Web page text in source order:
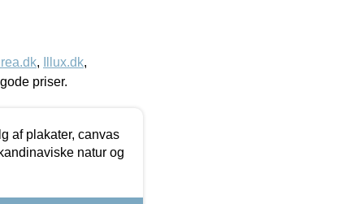
, Illux.dk,
priser.
af plakater, canvas
natur og